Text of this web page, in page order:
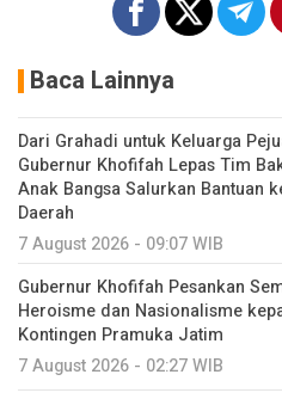
Baca Lainnya
Dari Grahadi untuk Keluarga
Gubernur Khofifah Lepas Tim
Anak Bangsa Salurkan Bantuan
Daerah
7 August 2026 - 09:07 WIB
Gubernur Khofifah Pesankan
Heroisme dan Nasionalisme
Kontingen Pramuka Jatim
7 August 2026 - 02:27 WIB